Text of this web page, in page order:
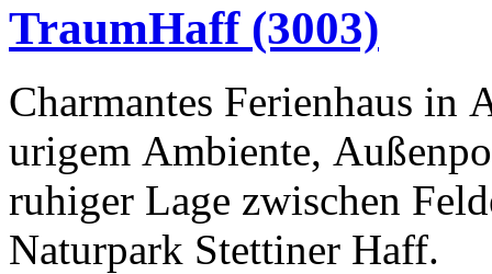
TraumHaff (3003)
Charmantes Ferienhaus in
urigem Ambiente,
ruhiger Lage zwischen
Naturpark Stettiner Haff.